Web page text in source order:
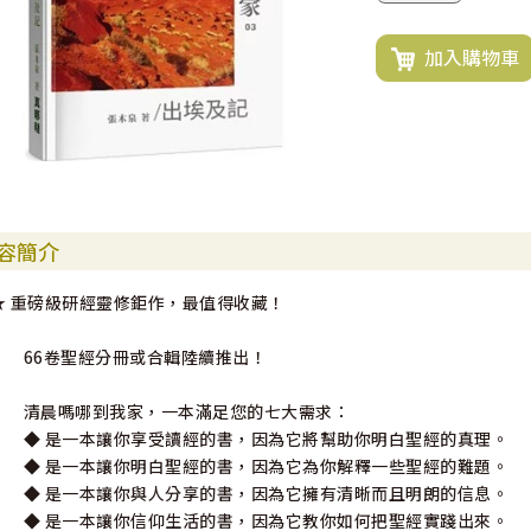
加入購物車
簡介
磅級研經靈修鉅作，最值得收藏！
卷聖經分冊或合輯陸續推出！
晨嗎哪到我家，一本滿足您的七大需求：
是一本讓你享受讀經的書，因為它將幫助你明白聖經的真理。
是一本讓你明白聖經的書，因為它為你解釋一些聖經的難題。
是一本讓你與人分享的書，因為它擁有清晰而且明朗的信息。
是一本讓你信仰生活的書，因為它教你如何把聖經實踐出來。